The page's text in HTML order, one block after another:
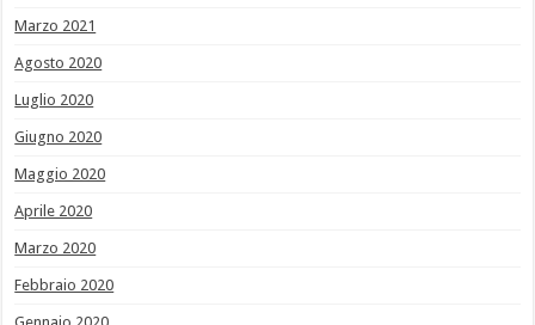
Marzo 2021
Agosto 2020
Luglio 2020
Giugno 2020
Maggio 2020
Aprile 2020
Marzo 2020
Febbraio 2020